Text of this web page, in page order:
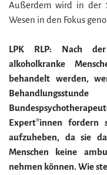
Außerdem wird in der
Wesen in den Fokus
LPK RLP: Nach der
alkoholkranke
behandelt werden,
Expert*innen fordern
aufzuheben, da sie
Menschen keine
nehmen können. Wie